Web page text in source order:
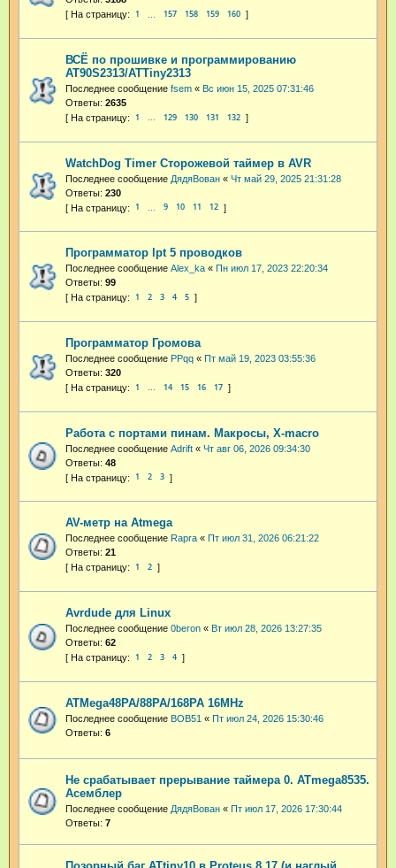
1 157 158 159 160
ВСЁ по прошивке и программированию
AT90S2313/ATTiny2313
Последнее сообщение fsem « Вс июн 15, 2025 07:31:46
Ответы: 2635
1 … 129 130 131 132
WatchDog Timer Сторожевой таймер в AVR
Последнее сообщение ДядяВован « Чт май 29, 2025 21:31:28
Ответы: 230
1 9 10 11 12
Программатор lpt 5 проводков
Последнее сообщение Alex_ka « Пн июл 17, 2023 22:20:34
Ответы: 99
1 2 3 4 5
Программатор Громова
Последнее сообщение PPqq « Пт май 19, 2023 03:55:36
Ответы: 320
1 … 14 15 16 17
Работа с портами пинам. Макросы, X-macro
Последнее сообщение Adrift « Чт авг 06, 2026 09:34:30
Ответы: 48
1 2 3
AV-метр на Atmega
Последнее сообщение Rapra « Пт июл 31, 2026 06:21:22
Ответы: 21
1 2
Avrdude для Linux
Последнее сообщение 0beron « Вт июл 28, 2026 13:27:35
Ответы: 62
1 2 3 4
ATMega48PA/88PA/168PA 16MHz
Последнее сообщение BOB51 « Пт июл 24, 2026 15:30:46
Ответы: 6
Не срабатывает прерывание таймера 0. ATmega8535.
Асемблер
Последнее сообщение ДядяВован « Пт июл 17, 2026 17:30:44
Ответы: 7